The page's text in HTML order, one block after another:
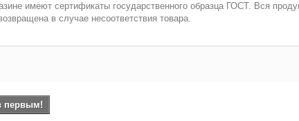
имеют сертификаты государственного образца ГОСТ. Вся
в случае несоответствия товара.
первым!